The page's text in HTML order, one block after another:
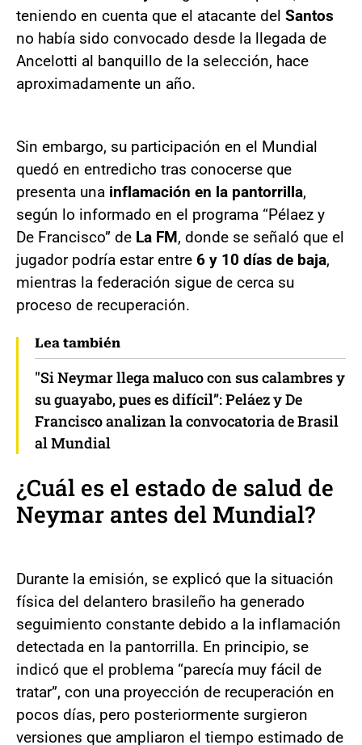
teniendo en cuenta que el atacante del Santos
no había sido convocado desde la llegada de
Ancelotti al banquillo de la selección, hace
aproximadamente un año.
Sin embargo, su participación en el Mundial
quedó en entredicho tras conocerse que
presenta una inflamación en la pantorrilla,
según lo informado en el programa “Pélaez y
De Francisco” de La FM, donde se señaló que el
jugador podría estar entre 6 y 10 días de baja,
mientras la federación sigue de cerca su
proceso de recuperación.
Lea también
"Si Neymar llega maluco con sus calambres y
su guayabo, pues es difícil”: Peláez y De
Francisco analizan la convocatoria de Brasil
al Mundial
¿Cuál es el estado de salud de
Neymar antes del Mundial?
Durante la emisión, se explicó que la situación
física del delantero brasileño ha generado
seguimiento constante debido a la inflamación
detectada en la pantorrilla. En principio, se
indicó que el problema “parecía muy fácil de
tratar”, con una proyección de recuperación en
pocos días, pero posteriormente surgieron
versiones que ampliaron el tiempo estimado de